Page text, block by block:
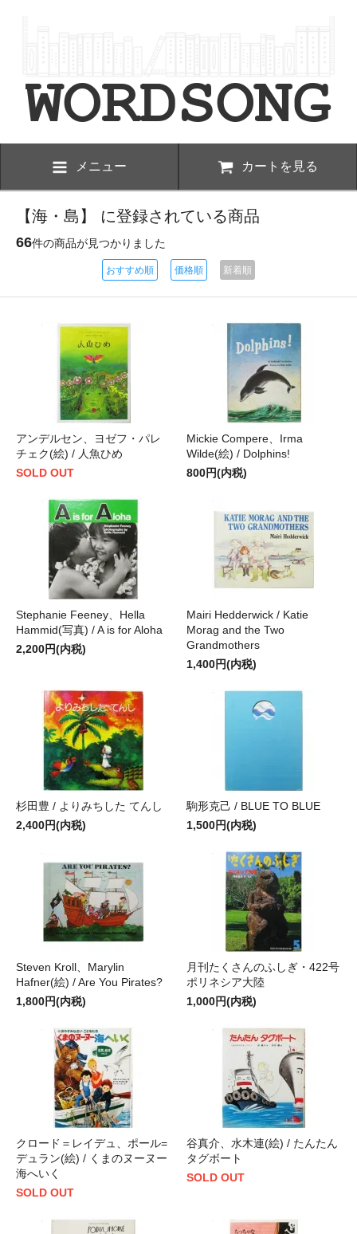
メニュー カートを見る
【海・島】 に登録されている商品
66件の商品が見つかりました
おすすめ順 価格順 新着順
アンデルセン、ヨゼフ・パレ
チェク(絵) / 人魚ひめ
SOLD OUT
Mickie Compere、Irma
Wilde(絵) / Dolphins!
800円(内税)
Stephanie Feeney、Hella
Hammid(写真) / A is for Aloha
2,200円(内税)
Mairi Hedderwick / Katie
Morag and the Two
Grandmothers
1,400円(内税)
杉田豊 / よりみちした てんし
2,400円(内税)
駒形克己 / BLUE TO BLUE
1,500円(内税)
Steven Kroll、Marylin
Hafner(絵) / Are You Pirates?
1,800円(内税)
月刊たくさんのふしぎ・422号
ポリネシア大陸
1,000円(内税)
クロード＝レイデュ、ポール=
デュラン(絵) / くまのヌーヌー
海へいく
SOLD OUT
谷真介、水木連(絵) / たんたん
タグボート
SOLD OUT